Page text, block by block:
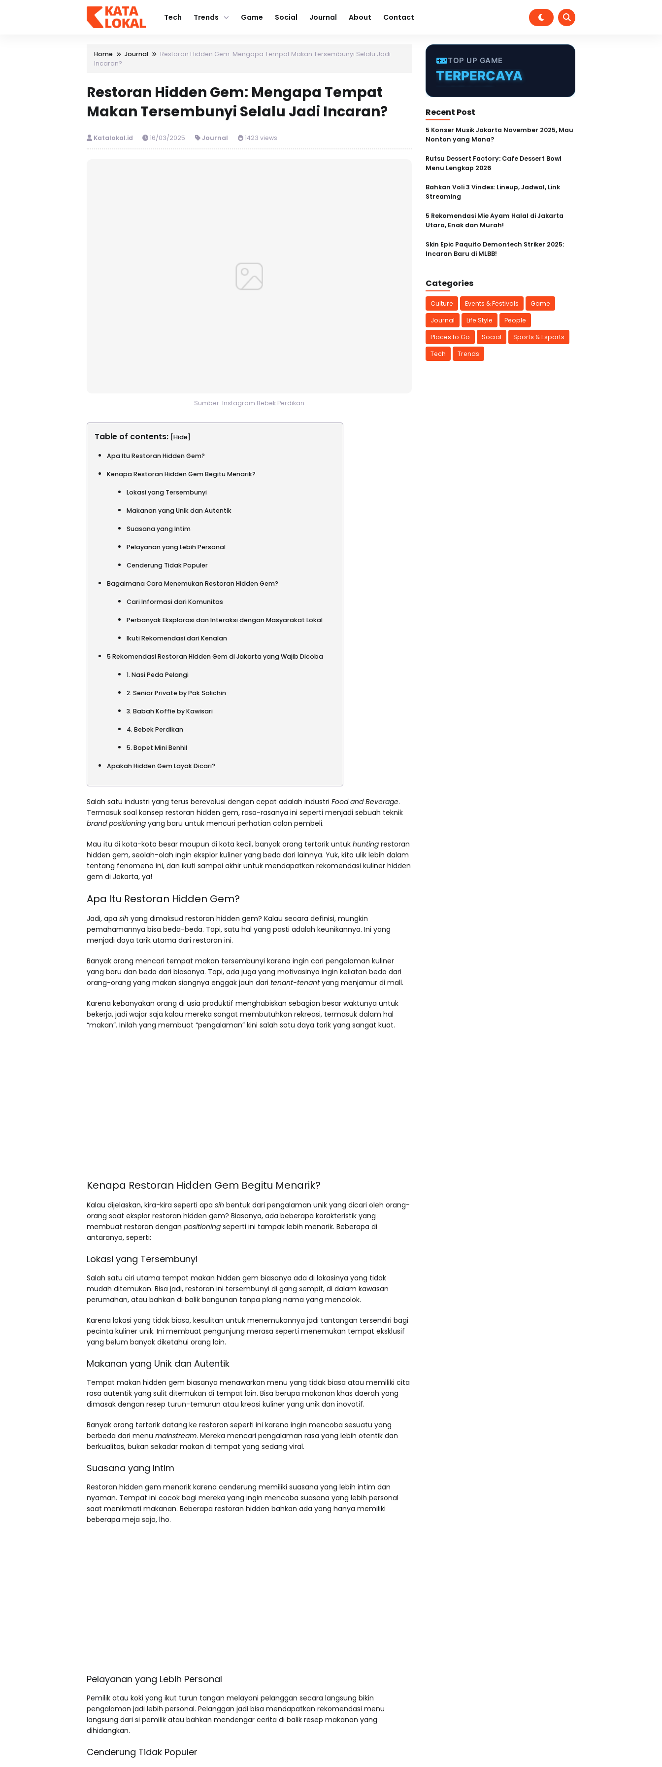
Tech Trends Game Social Journal About Contact
Home Journal
Restoran Hidden Gem: Mengapa Tempat Makan Tersembunyi Selalu Jadi
Incaran?
Restoran Hidden Gem: Mengapa Tempat
Makan Tersembunyi Selalu Jadi Incaran?
Katalokal.id 16/03/2025 Journal 1423 views
Sumber: Instagram Bebek Perdikan
Table of contents: [Hide]
Apa Itu Restoran Hidden Gem?
Kenapa Restoran Hidden Gem Begitu Menarik?
Lokasi yang Tersembunyi
Makanan yang Unik dan Autentik
Suasana yang Intim
Pelayanan yang Lebih Personal
Cenderung Tidak Populer
Bagaimana Cara Menemukan Restoran Hidden Gem?
Cari Informasi dari Komunitas
Perbanyak Eksplorasi dan Interaksi dengan Masyarakat Lokal
Ikuti Rekomendasi dari Kenalan
5 Rekomendasi Restoran Hidden Gem di Jakarta yang Wajib Dicoba
1. Nasi Peda Pelangi
2. Senior Private by Pak Solichin
3. Babah Koffie by Kawisari
4. Bebek Perdikan
5. Bopet Mini Benhil
Apakah Hidden Gem Layak Dicari?
Salah satu industri yang terus berevolusi dengan cepat adalah industri Food and Beverage.
Termasuk soal konsep restoran hidden gem, rasa-rasanya ini seperti menjadi sebuah teknik
brand positioning yang baru untuk mencuri perhatian calon pembeli.
Mau itu di kota-kota besar maupun di kota kecil, banyak orang tertarik untuk hunting restoran
hidden gem, seolah-olah ingin eksplor kuliner yang beda dari lainnya. Yuk, kita ulik lebih dalam
tentang fenomena ini, dan ikuti sampai akhir untuk mendapatkan rekomendasi kuliner hidden
gem di Jakarta, ya!
Apa Itu Restoran Hidden Gem?
Jadi, apa sih yang dimaksud restoran hidden gem? Kalau secara definisi, mungkin
pemahamannya bisa beda-beda. Tapi, satu hal yang pasti adalah keunikannya. Ini yang
menjadi daya tarik utama dari restoran ini.
Banyak orang mencari tempat makan tersembunyi karena ingin cari pengalaman kuliner
yang baru dan beda dari biasanya. Tapi, ada juga yang motivasinya ingin keliatan beda dari
orang-orang yang makan siangnya enggak jauh dari tenant-tenantyang menjamur di mall.
Karena kebanyakan orang di usia produktif menghabiskan sebagian besar waktunya untuk
bekerja, jadi wajar saja kalau mereka sangat membutuhkan rekreasi, termasuk dalam hal
“makan”. Inilah yang membuat “pengalaman” kini salah satu daya tarik yang sangat kuat.
Kenapa Restoran Hidden Gem Begitu Menarik?
Kalau dijelaskan, kira-kira seperti apa sih bentuk dari pengalaman unik yang dicari oleh orang-
orang saat eksplor restoran hidden gem? Biasanya, ada beberapa karakteristik yang
membuat restoran dengan positioning seperti ini tampak lebih menarik. Beberapa di
antaranya, seperti:
Lokasi yang Tersembunyi
Salah satu ciri utama tempat makan hidden gem biasanya ada di lokasinya yang tidak
mudah ditemukan. Bisa jadi, restoran ini tersembunyi di gang sempit, di dalam kawasan
perumahan, atau bahkan di balik bangunan tanpa plang nama yang mencolok.
Karena lokasi yang tidak biasa, kesulitan untuk menemukannya jadi tantangan tersendiri bagi
pecinta kuliner unik. Ini membuat pengunjung merasa seperti menemukan tempat eksklusif
yang belum banyak diketahui orang lain.
Makanan yang Unik dan Autentik
Tempat makan hidden gem biasanya menawarkan menu yang tidak biasa atau memiliki cita
rasa autentik yang sulit ditemukan di tempat lain. Bisa berupa makanan khas daerah yang
dimasak dengan resep turun-temurun atau kreasi kuliner yang unik dan inovatif.
Banyak orang tertarik datang ke restoran seperti ini karena ingin mencoba sesuatu yang
berbeda dari menu mainstream. Mereka mencari pengalaman rasa yang lebih otentik dan
berkualitas, bukan sekadar makan di tempat yang sedang viral.
Suasana yang Intim
Restoran hidden gem menarik karena cenderung memiliki suasana yang lebih intim dan
nyaman. Tempat ini cocok bagi mereka yang ingin mencoba suasana yang lebih personal
saat menikmati makanan. Beberapa restoran hidden bahkan ada yang hanya memiliki
beberapa meja saja, lho.
Pelayanan yang Lebih Personal
Pemilik atau koki yang ikut turun tangan melayani pelanggan secara langsung bikin
pengalaman jadi lebih personal. Pelanggan jadi bisa mendapatkan rekomendasi menu
langsung dari si pemilik atau bahkan mendengar cerita di balik resep makanan yang
dihidangkan.
Cenderung Tidak Populer
TOP UP GAME
MURAH
TERPERCAYA
INSTANT
CEPAT
Recent Post
5 Konser Musik Jakarta November 2025, Mau
Nonton yang Mana?
Rutsu Dessert Factory: Cafe Dessert Bowl
Menu Lengkap 2026
Bahkan Voli 3 Vindes: Lineup, Jadwal, Link
Streaming
5 Rekomendasi Mie Ayam Halal di Jakarta
Utara, Enak dan Murah!
Skin Epic Paquito Demontech Striker 2025:
Incaran Baru di MLBB!
Categories
Culture Events & Festivals
Game
Journal
Life Style
People
Places to Go
Social
Sports & Esports
Tech
Trends